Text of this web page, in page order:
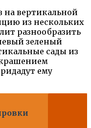
на вертикальной
из нескольких
разнообразить
зеленый
сады из
ему